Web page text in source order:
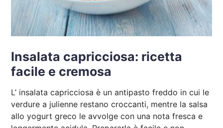
Insalata capricciosa: ricetta
facile e cremosa
L’ insalata capricciosa è un antipasto freddo in cui le
verdure a julienne restano croccanti, mentre la salsa
allo yogurt greco le avvolge con una nota fresca e